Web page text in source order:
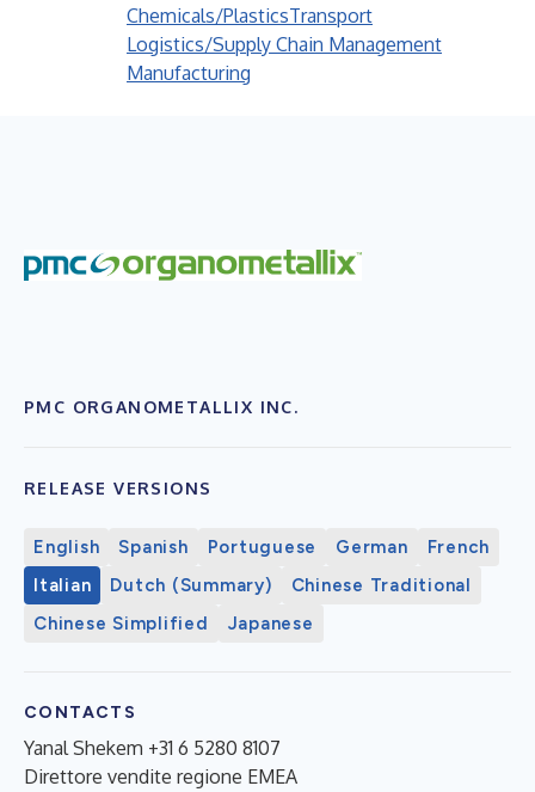
Chemicals/PlasticsTransport
Logistics/Supply Chain Management
Manufacturing
PMC ORGANOMETALLIX INC.
RELEASE VERSIONS
English Spanish Portuguese German
French
Italian
Dutch (Summary)
Chinese Traditional
Chinese Simplified
Japanese
CONTACTS
Yanal Shekem +31 6 5280 8107
Direttore vendite regione EMEA